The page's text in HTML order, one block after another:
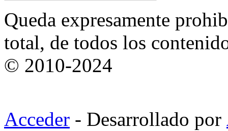
Queda expresamente
total, de todos los
© 2010-2024
Acceder - Desarrollado por